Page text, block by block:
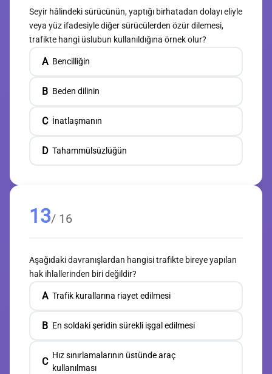
Seyir hâlindeki sürücünün, yaptığı birhatadan dolayı eliyle
veya yüz ifadesiyle diğer sürücülerden özür dilemesi,
trafikte hangi üslubun kullanıldığına örnek olur?
A Bencilliğin
B Beden dilinin
C İnatlaşmanın
D Tahammülsüzlüğün
13/ 16
Aşağıdaki davranışlardan hangisi trafikte bireye yapılan
hak ihlallerinden biri değildir?
A Trafik kurallarına riayet edilmesi
B En soldaki şeridin sürekli işgal edilmesi
C
Hız sınırlamalarının üstünde araç
kullanılması